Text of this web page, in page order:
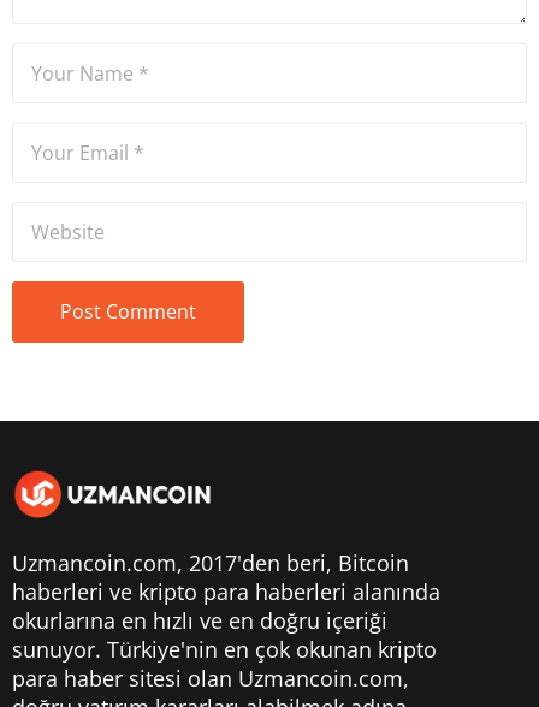
Uzmancoin.com, 2017'den beri, Bitcoin
haberleri ve kripto para haberleri alanında
okurlarına en hızlı ve en doğru içeriği
sunuyor. Türkiye'nin en çok okunan kripto
para haber sitesi olan Uzmancoin.com,